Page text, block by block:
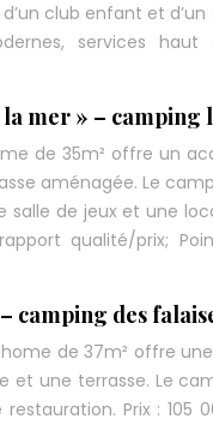
club enfant et
services
mer » –
de 35m² offre un
aménagée. Le
de jeux et une
qualité/prix;
camping des
de 37m² offre
et une terrasse. Le
Prix :